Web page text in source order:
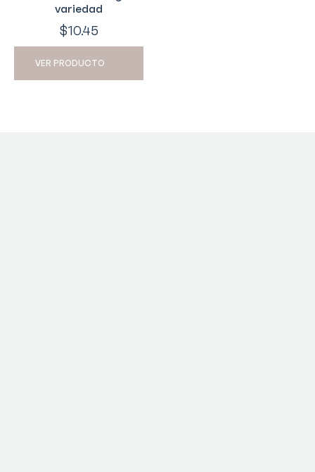
variedad
$10.45
VER PRODUCTO